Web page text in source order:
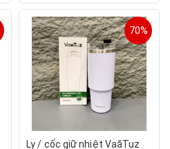
70%
Ly / cốc giữ nhiệt VaăTuz